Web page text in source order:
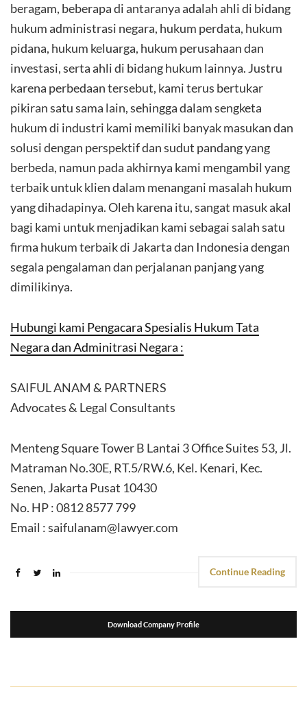
beragam, beberapa di antaranya adalah ahli di bidang
hukum administrasi negara, hukum perdata, hukum
pidana, hukum keluarga, hukum perusahaan dan
investasi, serta ahli di bidang hukum lainnya. Justru
karena perbedaan tersebut, kami terus bertukar
pikiran satu sama lain, sehingga dalam sengketa
hukum di industri kami memiliki banyak masukan dan
solusi dengan perspektif dan sudut pandang yang
berbeda, namun pada akhirnya kami mengambil yang
terbaik untuk klien dalam menangani masalah hukum
yang dihadapinya. Oleh karena itu, sangat masuk akal
bagi kami untuk menjadikan kami sebagai salah satu
firma hukum terbaik di Jakarta dan Indonesia dengan
segala pengalaman dan perjalanan panjang yang
dimilikinya.
Hubungi kami Pengacara Spesialis Hukum Tata
Negara dan Adminitrasi Negara :
SAIFUL ANAM & PARTNERS
Advocates & Legal Consultants
Menteng Square Tower B Lantai 3 Office Suites 53, Jl.
Matraman No.30E, RT.5/RW.6, Kel. Kenari, Kec.
Senen, Jakarta Pusat 10430
No. HP : 0812 8577 799
Email : saifulanam@lawyer.com
Continue Reading
Download Company Profile